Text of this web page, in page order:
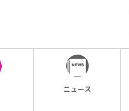
ニュース